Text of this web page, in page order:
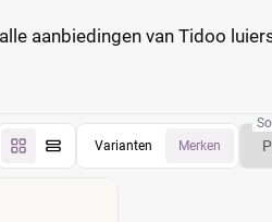
aanbiedingen van Tidoo
Varianten Merken